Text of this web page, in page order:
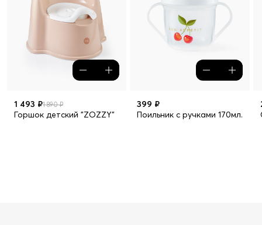
1 493 ₽1 890 ₽
Горшок детский "ZOZZY"
399 ₽
Поильник с ручками 170мл.